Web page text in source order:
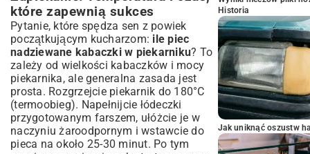
które zapewnią sukces
Pytanie, które spędza sen z powiek
początkującym kucharzom: ile piec
nadziewane kabaczki w piekarniku? To
zależy od wielkości kabaczków i mocy
piekarnika, ale generalna zasada jest
prosta. Rozgrzejcie piekarnik do 180°C
(termoobieg). Napełnijcie łódeczki
przygotowanym farszem, ułóżcie je w
naczyniu żaroodpornym i wstawcie do
pieca na około 25-30 minut. Po tym
Historia
Jak uniknąć oszustw